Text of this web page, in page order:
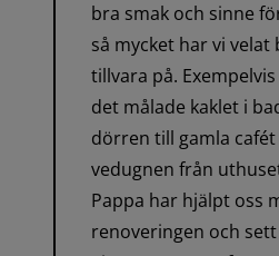
bra smak och sinne
så mycket har vi velat
tillvara på.
det målade kaklet i
dörren till gamla
vedugnen från
Pappa har hjälpt oss
renoveringen och